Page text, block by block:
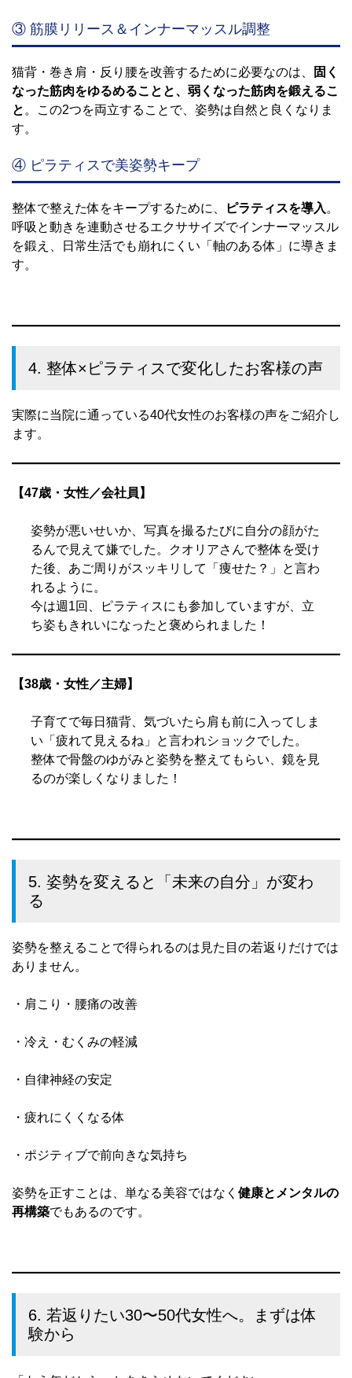
③ 筋膜リリース＆インナーマッスル調整
猫背・巻き肩・反り腰を改善するために必要なのは、
固く
なった筋肉をゆるめることと、弱くなった筋肉を鍛えるこ
と 。この2つを両立することで、姿勢は自然と良くなりま
す。
④ ピラティスで美姿勢キープ
整体で整えた体をキープするために、 ピラティスを導入 。
呼吸と動きを連動させるエクササイズでインナーマッスル
を鍛え、日常生活でも崩れにくい「軸のある体」に導きま
す。
4. 整体×ピラティスで変化したお客様の声
実際に当院に通っている40代女性のお客様の声をご紹介し
ます。
【47歳・女性／会社員】
姿勢が悪いせいか、写真を撮るたびに自分の顔がた
るんで見えて嫌でした。クオリアさんで整体を受け
た後、あご周りがスッキリして「痩せた？」と言わ
れるように。
今は週1回、ピラティスにも参加していますが、立
ち姿もきれいになったと褒められました！
【38歳・女性／主婦】
子育てで毎日猫背、気づいたら肩も前に入ってしま
い「疲れて見えるね」と言われショックでした。
整体で骨盤のゆがみと姿勢を整えてもらい、鏡を見
るのが楽しくなりました！
5. 姿勢を変えると「未来の自分」が変わ
る
姿勢を整えることで得られるのは見た目の若返りだけでは
ありません。
・肩こり・腰痛の改善
・冷え・むくみの軽減
・自律神経の安定
・疲れにくくなる体
・ポジティブで前向きな気持ち
姿勢を正すことは、単なる美容ではなく 健康とメンタルの
再構築でもあるのです。
6. 若返りたい30〜50代女性へ。まずは体
験から